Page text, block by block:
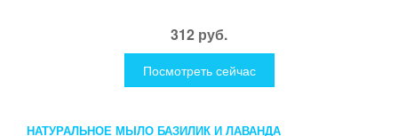
312 руб.
Посмотреть сейчас
НАТУРАЛЬНОЕ МЫЛО БАЗИЛИК И ЛАВАНДА